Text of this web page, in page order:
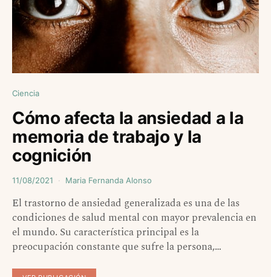
Ciencia
Cómo afecta la ansiedad a la
memoria de trabajo y la
cognición
11/08/2021 Maria Fernanda Alonso
El trastorno de ansiedad generalizada es una de las
condiciones de salud mental con mayor prevalencia en
el mundo. Su característica principal es la
preocupación constante que sufre la persona,…